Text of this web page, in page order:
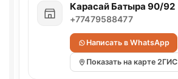
Карасай Батыра 90/92
+77479588477
Написать в WhatsApp
Показать на карте 2ГИС